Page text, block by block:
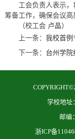
工会负责人表示
筹备工作，确保会议高
（校工会 卢晶）
上一条： 我校首例
下一条： 台州学
学校地址
邮编
浙ICP备